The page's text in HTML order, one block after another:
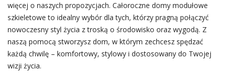
więcej o naszych propozycjach. Całoroczne domy modułowe
szkieletowe to idealny wybór dla tych, którzy pragną połączyć
nowoczesny styl życia z troską o środowisko oraz wygodą. Z
naszą pomocą stworzysz dom, w którym zechcesz spędzać
każdą chwilę – komfortowy, stylowy i dostosowany do Twojej
wizji życia.